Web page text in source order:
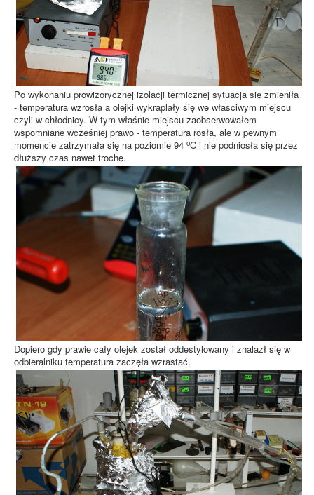
Po wykonaniu prowizorycznej izolacji termicznej sytuacja się zmieniła
- temperatura wzrosła a olejki wykraplały się we właściwym miejscu
czyli w chłodnicy. W tym właśnie miejscu zaobserwowałem
wspomniane wcześniej prawo - temperatura rosła, ale w pewnym
momencie zatrzymała się na poziomie 94 oC i nie podniosła się przez
dłuższy czas nawet trochę.
Dopiero gdy prawie cały olejek został oddestylowany i znalazł się w
odbieralniku temperatura zaczęła wzrastać.